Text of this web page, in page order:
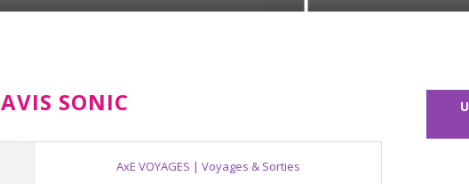
AVIS SONIC
AxE VOYAGES | Voyages & Sorties